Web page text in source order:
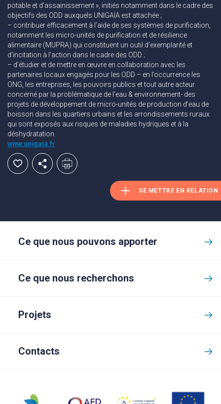
potable et d’assainissement », initiés notamment dans le cadre des
objectifs des ODD auxquels UNIGAIA est attachée ;
– contribuer efficacement à l’aide de ses systèmes de purification,
notamment les micro-unités de purification et de résilience
alimentaire (MUPRA) qui constituent un outil d’exemplarité et
d’incitation à l’action dans le cadre des ODD ;
– d’étudier et de mettre en œuvre en collaboration avec les
partenaires locaux engagés pour les ODD – en l’occurrence les
ONG, les entreprises, les pouvoirs publics et tout autre acteur
concerné par la problématique de l’eau & environnement- des
projets de développement de micro-unités de production d’eau de
boisson dans les quartiers urbains et les arrondissements ruraux
qui sont exposés aux risques de maladies hydriques et à la
déshydratation.
www.unigaia.fr
SE METTRE EN RELATION
Ce que nous pouvons apporter
Ce que nous recherchons
Projets
Contacts